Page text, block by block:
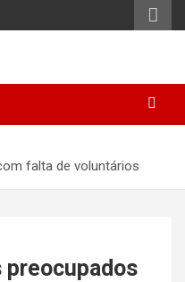
falta de voluntários
preocupados